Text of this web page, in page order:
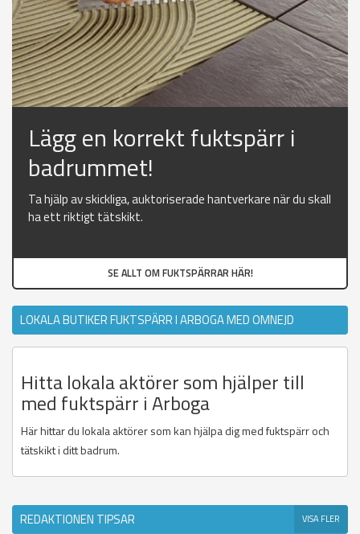
Lägg en korrekt fuktspärr i
badrummet!
Ta hjälp av skickliga, auktoriserade hantverkare när du skall
ha ett riktigt tätskikt.
SE ALLT OM FUKTSPÄRRAR HÄR!
LOKALA BUTIKER FUKTSPÄRR I ARBOGA MED OMNEJD
Hitta lokala aktörer som hjälper till
med fuktspärr i Arboga
Här hittar du lokala aktörer som kan hjälpa dig med fuktspärr och
tätskikt i ditt badrum.
REDAKTIONEN TIPSAR VISA FLER